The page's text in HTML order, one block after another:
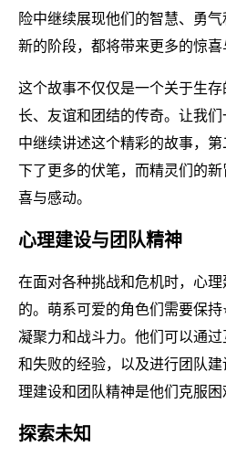
险中继续展现他们的智慧、勇
新的阶段，都将带来更多的惊喜
这个故事不仅仅是一个关于生
长、友谊和团结的传奇。让我
中继续讲述这个精彩的故事，
下了更多的伏笔，而精灵们的
喜与感动。
心理建设与团队精神
在面对各种挑战和危机时，心
的。萌系可爱的角色们需要保
凝聚力和战斗力。他们可以通
和失败的经验，以及进行团队
理建设和团队精神是他们克服困
探索未知